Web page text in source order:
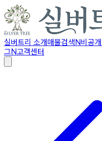
실버트리 소개매물검색N비공
그N고객센터